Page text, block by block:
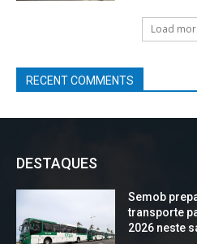
Load
RECENT COMMENTS
DESTAQUES
Semob
transporte
2026 neste